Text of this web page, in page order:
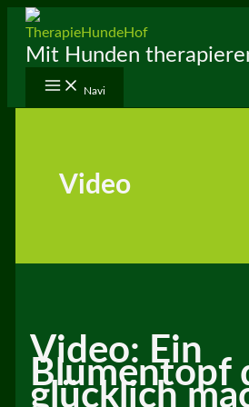
Zum
Inhalt
springen
Mit Hunden
Navi
Video
Video: Ein
Blumentopf
glücklich